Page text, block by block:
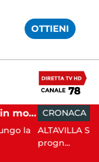
OTTIENI
18:11
SILENTINA. Grave